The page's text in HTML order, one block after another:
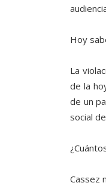
Hoy
La
de la
de un
social
Cassez